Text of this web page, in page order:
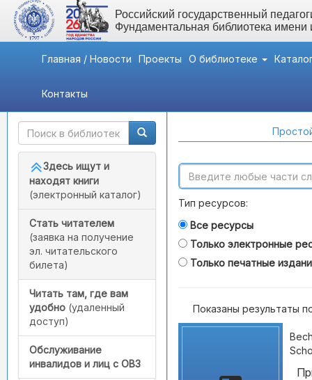
Российский государственный
Фундаментальная библиотека
Главная / Новости Проекты О библиотеке
Контакты
Быстрый доступ
Здесь ищут и
находят книги
(электронный каталог)
Стать читателем
(заявка на получение
эл. читательского
билета)
Читать там, где вам
удобно (удаленный
доступ)
Обслуживание
инвалидов и лиц с ОВЗ
Тип ресурсов:
Все ресурсы
Только электронные
Только печатные
Показаны результаты